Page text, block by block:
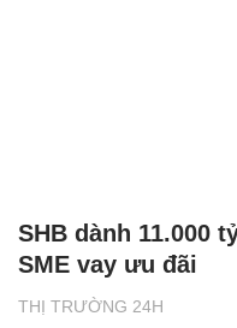
THỊ TRƯỜNG 24H
SHB dành 11.000
SME vay ưu đãi